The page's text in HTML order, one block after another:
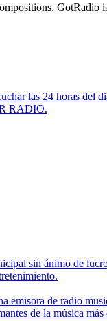
las 24 horas del
RADIO.
sin ánimo de
emisora de radio
de la música más